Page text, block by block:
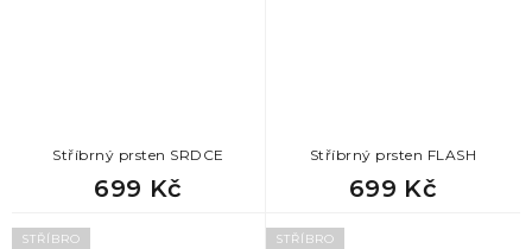
Stříbrný prsten SRDCE
699 Kč
Stříbrný prsten FLASH
699 Kč
STŘÍBRO STŘÍBRO